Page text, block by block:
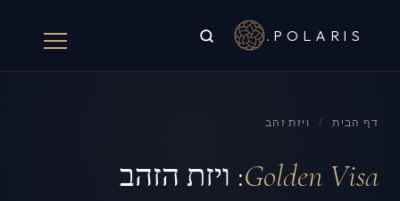
POLARIS
.
דף הבית / ויזת זהב
Golden Visa: ויזת הזהב